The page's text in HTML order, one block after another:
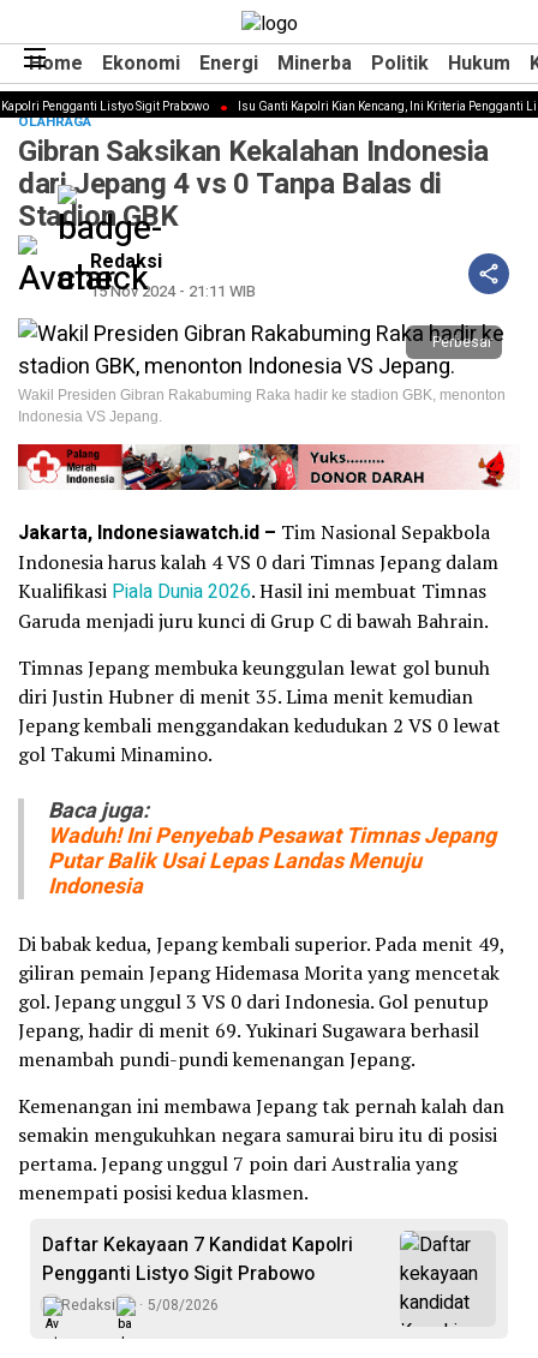
Home Ekonomi Energi Minerba Politik Hukum
Home Ekonomi Energi Minerba Politik Hukum
Pengganti Listyo Sigit Prabowo Isu Ganti Kapolri Kian Kencang, Ini Kriteria Pengganti
OLAHRAGA
Gibran Saksikan Kekalahan Indonesia
dari Jepang 4 vs 0 Tanpa Balas di
Stadion GBK
Redaksi
15 Nov 2024 - 21:11 WIB
Perbesar
Wakil Presiden Gibran Rakabuming Raka hadir ke stadion GBK, menonton
Indonesia VS Jepang.
Jakarta, Indonesiawatch.id – Tim Nasional Sepakbola
Indonesia harus kalah 4 VS 0 dari Timnas Jepang dalam
Kualifikasi Piala Dunia 2026. Hasil ini membuat Timnas
Garuda menjadi juru kunci di Grup C di bawah Bahrain.
Timnas Jepang membuka keunggulan lewat gol bunuh
diri Justin Hubner di menit 35. Lima menit kemudian
Jepang kembali menggandakan kedudukan 2 VS 0 lewat
gol Takumi Minamino.
Baca juga:
Waduh! Ini Penyebab Pesawat Timnas Jepang
Putar Balik Usai Lepas Landas Menuju
Indonesia
Di babak kedua, Jepang kembali superior. Pada menit 49,
giliran pemain Jepang Hidemasa Morita yang mencetak
gol. Jepang unggul 3 VS 0 dari Indonesia. Gol penutup
Jepang, hadir di menit 69. Yukinari Sugawara berhasil
menambah pundi-pundi kemenangan Jepang.
Kemenangan ini membawa Jepang tak pernah kalah dan
semakin mengukuhkan negara samurai biru itu di posisi
pertama. Jepang unggul 7 poin dari Australia yang
menempati posisi kedua klasmen.
Daftar Kekayaan 7 Kandidat Kapolri
Pengganti Listyo Sigit Prabowo
Redaksi 5/08/2026